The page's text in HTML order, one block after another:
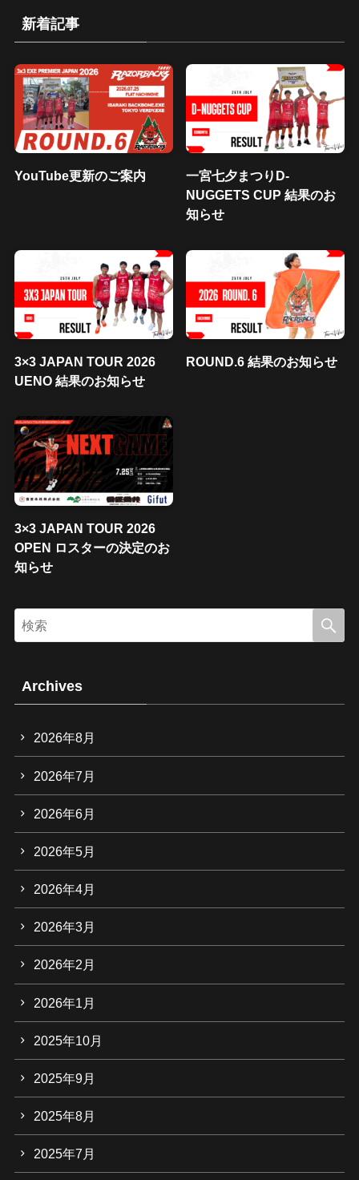
新着記事
YouTube更新のご案内
一宮七夕まつりD-
NUGGETS CUP 結果のお
知らせ
3×3 JAPAN TOUR 2026
UENO 結果のお知らせ
ROUND.6 結果のお知らせ
3×3 JAPAN TOUR 2026
OPEN ロスターの決定のお
知らせ
Archives
2026年8月
2026年7月
2026年6月
2026年5月
2026年4月
2026年3月
2026年2月
2026年1月
2025年10月
2025年9月
2025年8月
2025年7月